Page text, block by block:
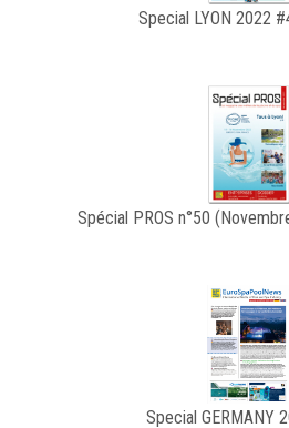
Special LYON 2022
Spécial PROS n°50
Special GERMANY